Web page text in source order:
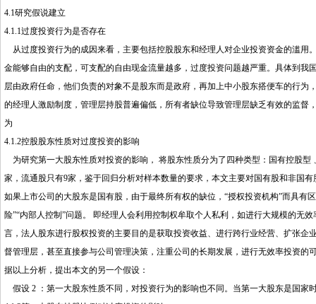
4.1研究假说建立
4.1.1过度投资行为是否存在
从过度投资行为的成因来看，主要包括控股股东和经理人对企业投资资金的滥用
金能够自由的支配，可支配的自由现金流量越多，过度投资问题越严重。具体到
层由政府任命，他们负责的对象不是股东而是政府，再加上中小股东搭便车的行
的经理人激励制度，管理层持股普遍偏低，所有者缺位导致管理层缺乏有效的监
为
4.1.2控股股东性质对过度投资的影响
为研究第一大股东性质对投资的影响， 将股东性质分为了四种类型：国有控股
家，流通股只有9家，鉴于回归分析对样本数量的要求，本文主要对国有股和非国
如果上市公司的大股东是国有股，由于最终所有权的缺位，“授权投资机构”而具
险”“内部人控制”问题。 即经理人会利用控制权牟取个人私利，如进行大规模的无
言，法人股东进行股权投资的主要目的是获取投资收益、进行跨行业经营、扩张
督管理层，甚至直接参与公司管理决策，注重公司的长期发展，进行无效率投资
据以上分析，提出本文的另一个假设：
假设 2 ：第一大股东性质不同，对投资行为的影响也不同。当第一大股东是国